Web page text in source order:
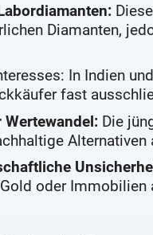
Diamanten,
In Indien
fast
Die
Alternativen
oder Immobilien